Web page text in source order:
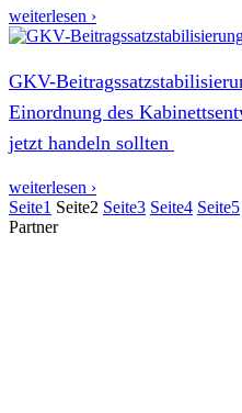
weiterlesen ›
GKV-
Einordnung des
jetzt handeln sollten
weiterlesen ›
Seite1 Seite2 Seite3 Seite4 Seite5
Partner